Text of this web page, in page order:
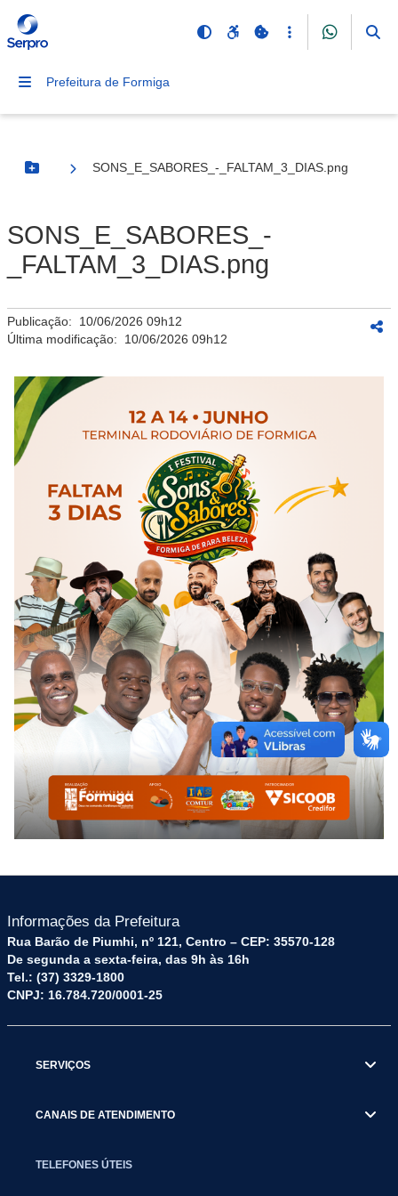
Prefeitura de Formiga
Botão Menu
SONS_E_SABORES_-_FALTAM_3_DIAS.png
SONS_E_SABORES_-
_FALTAM_3_DIAS.png
Publicação: 10/06/2026 09h12
Última modificação: 10/06/2026 09h12
Informações da Prefeitura
Rua Barão de Piumhi, nº 121, Centro – CEP: 35570-128
De segunda a sexta-feira, das 9h às 16h
Tel.: (37) 3329-1800
CNPJ: 16.784.720/0001-25
SERVIÇOS
CANAIS DE ATENDIMENTO
TELEFONES ÚTEIS